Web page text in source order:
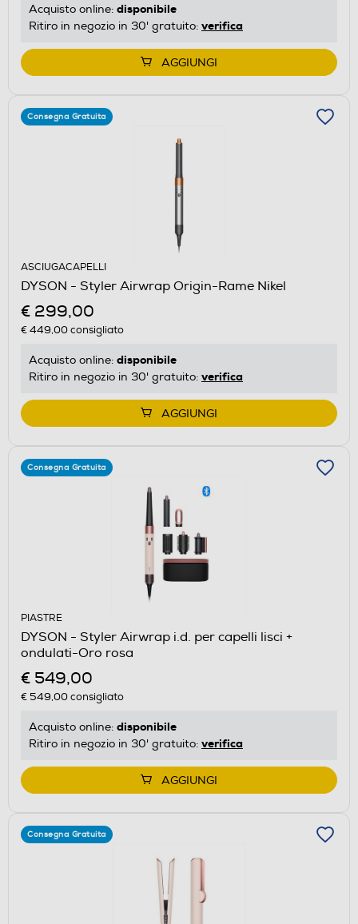
Acquisto online: disponibile
Ritiro in negozio in 30' gratuito: verifica
AGGIUNGI
Consegna Gratuita
ASCIUGACAPELLI
DYSON - Styler Airwrap Origin-Rame Nikel
€ 299,00
€ 449,00consigliato
Acquisto online: disponibile
Ritiro in negozio in 30' gratuito: verifica
AGGIUNGI
Consegna Gratuita
PIASTRE
DYSON - Styler Airwrap i.d. per capelli lisci +
ondulati-Oro rosa
€ 549,00
€ 549,00consigliato
Acquisto online: disponibile
Ritiro in negozio in 30' gratuito: verifica
AGGIUNGI
Consegna Gratuita